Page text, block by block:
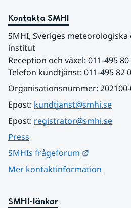
Kontakta SMHI
SMHI, Sveriges
institut
Reception och växel: 011-495 80
Telefon kundtjänst: 011-495 82
Organisationsnummer:
Epost: kundtjanst@smhi.se
Epost: registrator@smhi.se
Press
SMHIs frågeforum
Mer kontaktinformation
SMHI-länkar